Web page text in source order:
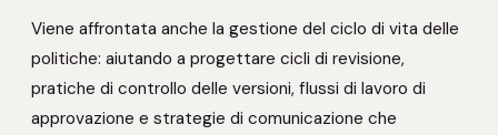
Viene affrontata anche la gestione del ciclo di vita delle
politiche: aiutando a progettare cicli di revisione,
pratiche di controllo delle versioni, flussi di lavoro di
approvazione e strategie di comunicazione che